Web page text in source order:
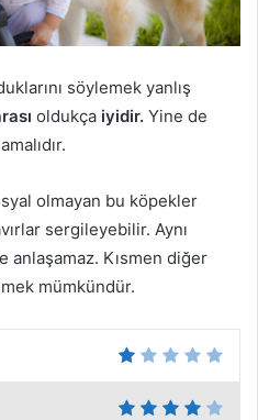
söylemek yanlış
oldukça iyidir. Yine de
olmayan bu köpekler
sergileyebilir. Aynı
anlaşamaz. Kısmen diğer
mümkündür.